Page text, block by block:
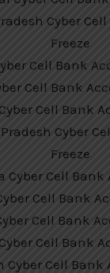
Cyber
Freeze
Cell Bank
Cell Bank
Cell Bank
Cyber
Freeze
Cyber Cell Bank
Cell Bank
Cell Bank
Cell Bank
Cyber Cell Bank